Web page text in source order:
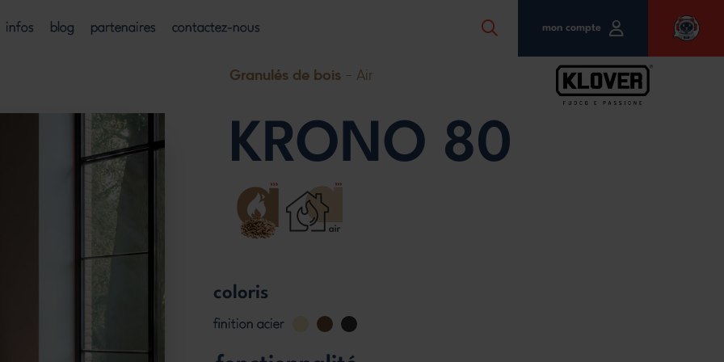
infos blog partenaires contactez-nous mon compte
Granulés de bois - Air
KRONO 80
coloris
finition acier